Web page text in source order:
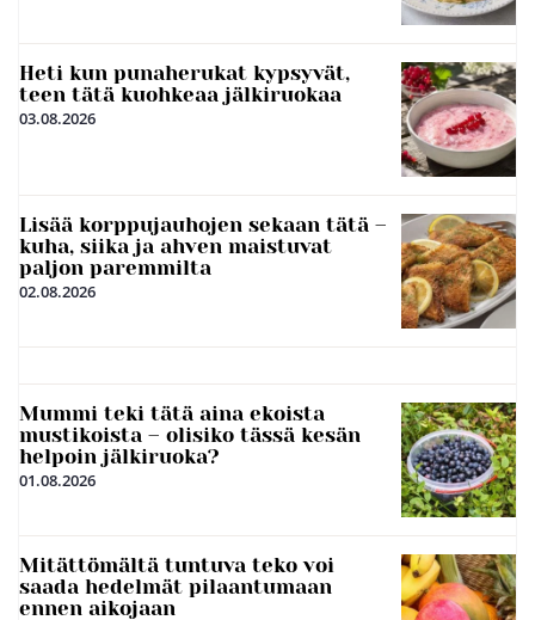
Heti kun punaherukat kypsyvät,
teen tätä kuohkeaa jälkiruokaa
03.08.2026
Lisää korppujauhojen sekaan tätä –
kuha, siika ja ahven maistuvat
paljon paremmilta
02.08.2026
Mummi teki tätä aina ekoista
mustikoista – olisiko tässä kesän
helpoin jälkiruoka?
01.08.2026
Mitättömältä tuntuva teko voi
saada hedelmät pilaantumaan
ennen aikojaan